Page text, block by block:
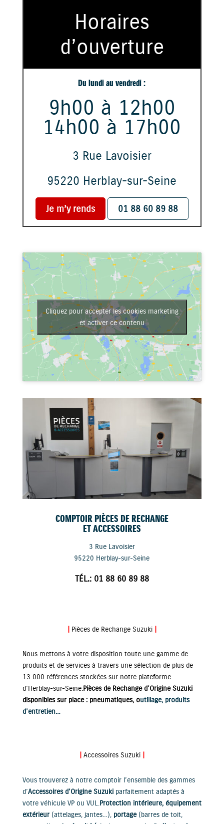
Horaires
d’ouverture
Du lundi au vendredi :
9h00 à 12h00
14h00 à 17h00
3 Rue Lavoisier
95220 Herblay-sur-Seine
Je m’y rends 01 88 60 89 88
Cliquez pour accepter les cookies marketing
et activer ce contenu
COMPTOIR PIÈCES DE RECHANGE
ET ACCESSOIRES
3 Rue Lavoisier
95220 Herblay-sur-Seine
TÉL.: 01 88 60 89 88
|Pièces de Rechange Suzuki|
Nous mettons à votre disposition toute une gamme de
produits et de services à travers une sélection de plus de
13 000 références stockées sur notre plateforme
d’Herblay-sur-Seine.Pièces de Rechange d’Origine Suzuki
disponibles sur place : pneumatiques, outillage, produits
d’entretien…
| Accessoires Suzuki |
Vous trouverez à notre comptoir l’ensemble des gammes
d’Accessoires d’Origine Suzuki parfaitement adaptés à
votre véhicule VP ou VUL.Protection intérieure, équipement
extérieur (attelages, jantes…), portage (barres de toit,